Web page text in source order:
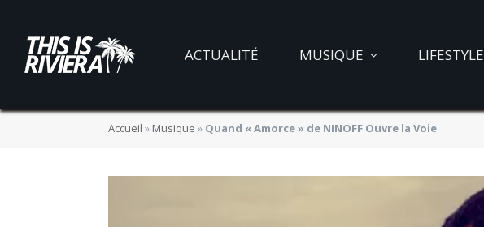
ACTUALITÉ MUSIQUE LIFESTYLE
Accueil » Musique » Quand « Amorce » de NINOFF Ouvre la Voie